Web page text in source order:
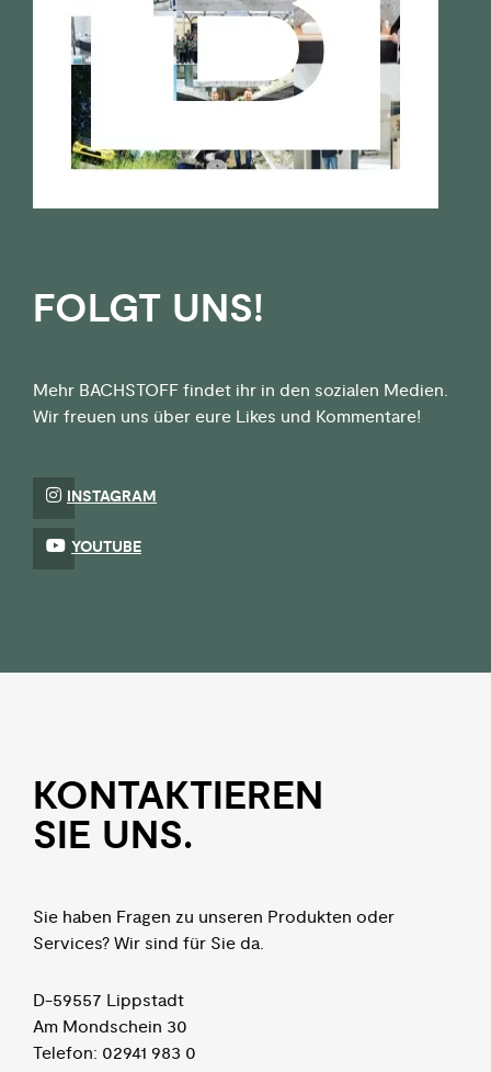
FOLGT UNS!
Mehr BACHSTOFF findet ihr in den sozialen Medien.
Wir freuen uns über eure Likes und Kommentare!
INSTAGRAM
YOUTUBE
KON­TAKTIEREN
SIE UNS.
Sie haben Fragen zu unseren Produkten oder
Services? Wir sind für Sie da.
D-59557 Lippstadt
Am Mondschein 30
Telefon: 02941 983 0